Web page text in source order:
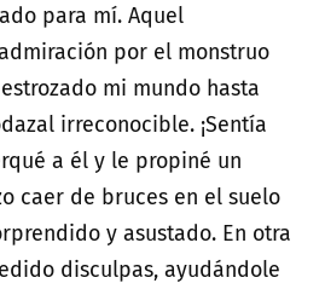
para mí. Aquel
por el monstruo
mi mundo hasta
irreconocible. ¡Sentía
a él y le propiné un
caer de bruces en el suelo
y asustado. En otra
disculpas, ayudándole